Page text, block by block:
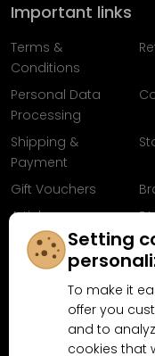
Important links
Terms &
Conditions
Personal Data
Processing
Shipping &
Payment
Gift Vouchers
Articles
Follow us on
Facebook
Setting
To make it
offer you
and to
cookies that